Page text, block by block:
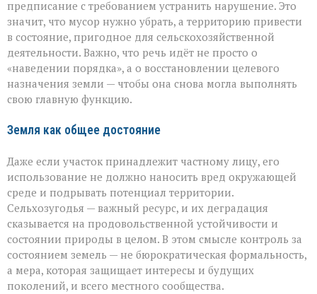
предписание с требованием устранить нарушение. Это
значит, что мусор нужно убрать, а территорию привести
в состояние, пригодное для сельскохозяйственной
деятельности. Важно, что речь идёт не просто о
«наведении порядка», а о восстановлении целевого
назначения земли — чтобы она снова могла выполнять
свою главную функцию.
Земля как общее достояние
Даже если участок принадлежит частному лицу, его
использование не должно наносить вред окружающей
среде и подрывать потенциал территории.
Сельхозугодья — важный ресурс, и их деградация
сказывается на продовольственной устойчивости и
состоянии природы в целом. В этом смысле контроль за
состоянием земель — не бюрократическая формальность,
а мера, которая защищает интересы и будущих
поколений, и всего местного сообщества.